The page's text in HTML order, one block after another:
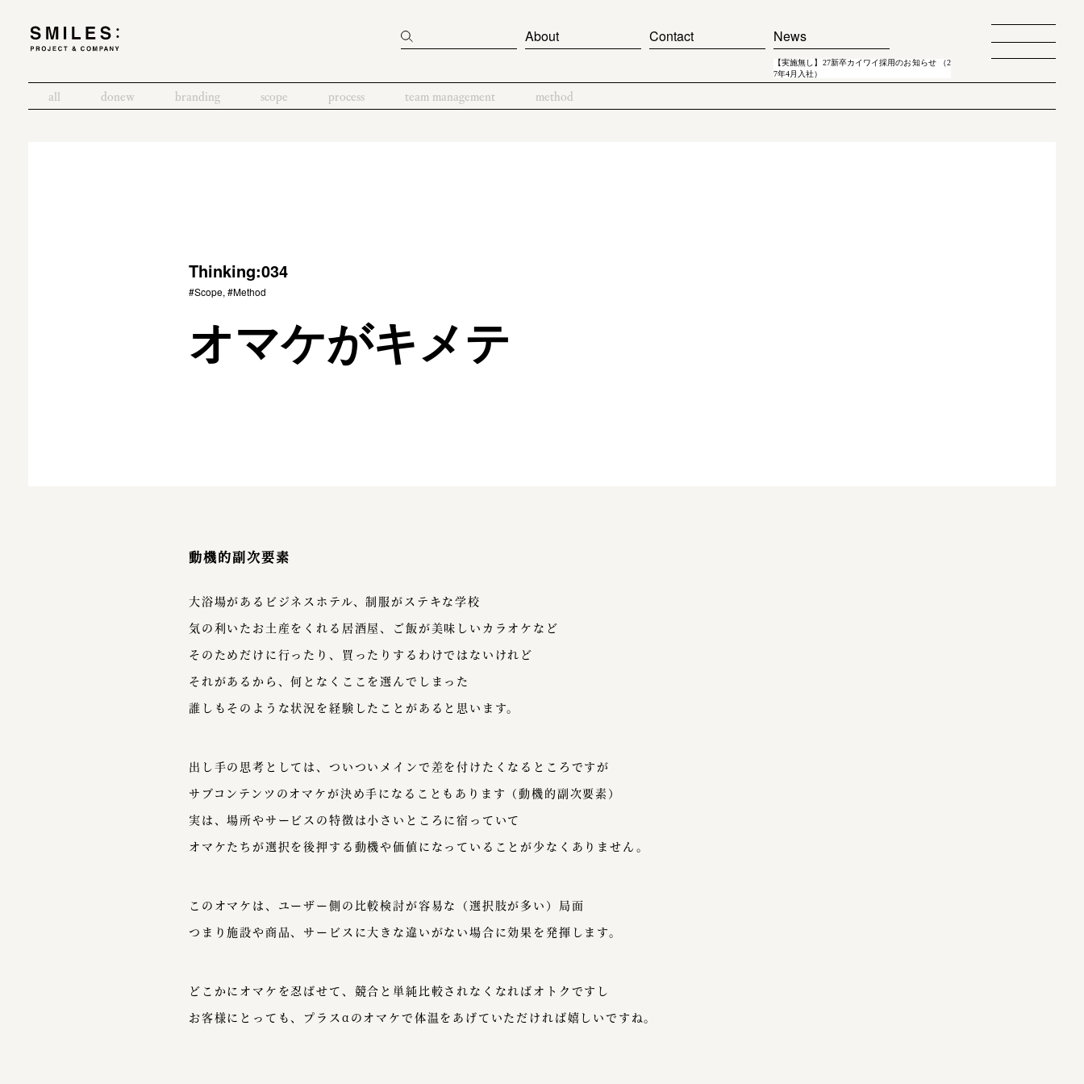
About Contact News
【実施無し】27新卒カイワイ採用のお知らせ （2
7年4月入社）
all donew branding scope process team management method
Thinking:034
#Scope, #Method
オマケがキメテ
動機的副次要素
大浴場があるビジネスホテル、制服がステキな学校
気の利いたお土産をくれる居酒屋、ご飯が美味しいカラオケなど
そのためだけに行ったり、買ったりするわけではないけれど
それがあるから、何となくここを選んでしまった
誰しもそのような状況を経験したことがあると思います。
出し手の思考としては、ついついメインで差を付けたくなるところですが
サブコンテンツのオマケが決め手になることもあります（動機的副次要素）
実は、場所やサービスの特徴は小さいところに宿っていて
オマケたちが選択を後押する動機や価値になっていることが少なくありません。
このオマケは、ユーザー側の比較検討が容易な（選択肢が多い）局面
つまり施設や商品、サービスに大きな違いがない場合に効果を発揮します。
どこかにオマケを忍ばせて、競合と単純比較されなくなればオトクですし
お客様にとっても、プラスαのオマケで体温をあげていただければ嬉しいですね。